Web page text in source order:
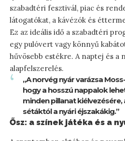
szabadtéri fesztivál, piac és
látogatókat, a kávézók és
Ez az ideális idő a szabadtéri
egy pulóvert vagy könnyű
hűvösebb estékre. A naptej és a
alapfelszerelés.
„A norvég nyár varázsa
hogy a hosszú nappalok
minden pillanat
sétáktól a nyári éjszakákig.”
Ősz: a színek játéka és a